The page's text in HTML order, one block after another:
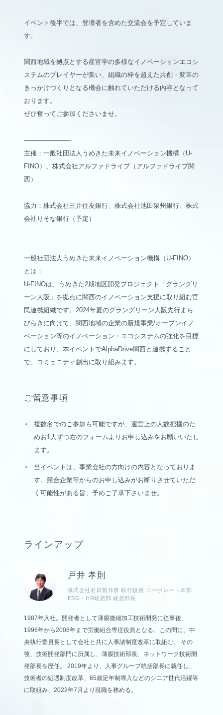
イベント後半では、 登壇者を含めた交流会を予定 していま
す。
関西地域を拠点とする産官学の多様なイノベーションエコシ
ステムのプレイヤーが集い、組織の枠を超えた共創・変革の
きっかけづくりとなる機会に触れていただける内容となって
おります。
ぜひ奮ってご参加くださいませ。
———————-
主催：一般社団法人うめきた未来イノベーション機構（U-
FINO）、株式会社アルファドライブ（アルファドライブ関
西）
協力：株式会社三井住友銀行、株式会社池田泉州銀行、株式
会社りそな銀行（予定）
一般社団法人うめきた未来イノベーション機構（U-FINO）
とは：
U-FINOは、うめきた2期地区開発プロジェクト「グラングリ
ーン大阪」を拠点に関西のイノベーション支援に取り組む官
民連携組織です。2024年夏のグラングリーン大阪先行まち
びらきに向けて、関西地域の企業の新規事業/オープンイノ
ベーション等のイノベーション・エコシステムの強化を目標
にしており、本イベントでAlphaDrive関西と連携すること
で、コミュニティ創出に取り組みます。
ご留意事項
複数名でのご参加も可能ですが、運営上の人数把握のた
めお1人ずつ右のフォームよりお申し込みをお願いいたし
ます。
当イベントは、事業会社の方向けの内容となっておりま
す。競合企業等からのお申し込みがお断りさせていただ
く可能性がある旨、予めご了承下さいませ。
ラインアップ
戸井 孝則
株式会社村田製作所 執行役員 コーポレート本部
ESG・HR統括部 統括部長
1987年入社。開発者として薄膜微細加工技術開発に従事後、
1996年から2008年まで労働組合専従役員となる。この間に、中
央執行委員長として会社と共に人事諸制度改革に取組む。 その
後、技術開発部門に所属し、薄膜技術部長、ネットワーク技術開
発部長を歴任。 2019年より、人事グループ統括部長に就任し、
技術者の処遇制度改革、65歳定年制導入などのシニア世代活躍等
に取組み、2022年7月より現職を務める。